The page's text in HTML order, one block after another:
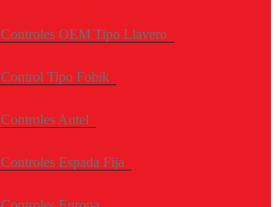
Controles OEM Tipo Llavero
Control Tipo Fobik
Controles Autel
Controles Espada Fija